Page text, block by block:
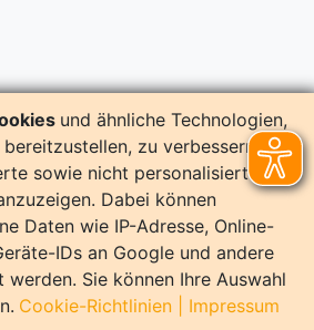
und ähnliche Technologien,
zu verbessern und
sowie nicht personalisierte
Dabei können
Daten wie IP-Adresse, Online-
IDs an Google und andere
Sie können Ihre Auswahl
Cookie-Richtlinien| Impressum